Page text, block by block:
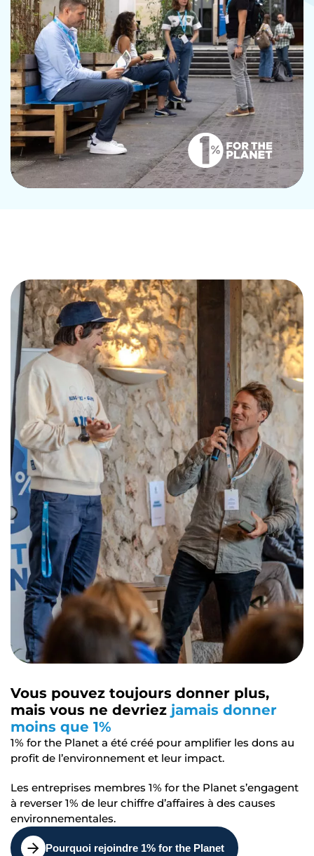
Vous pouvez toujours donner plus,
mais vous ne devriez jamais donner
moins que 1%
1% for the Planet a été créé pour amplifier les dons au
profit de l’environnement et leur impact.
Les entreprises membres 1% for the Planet s’engagent
à reverser 1% de leur chiffre d’affaires à des causes
environnementales.
Pourquoi rejoindre 1% for the Planet